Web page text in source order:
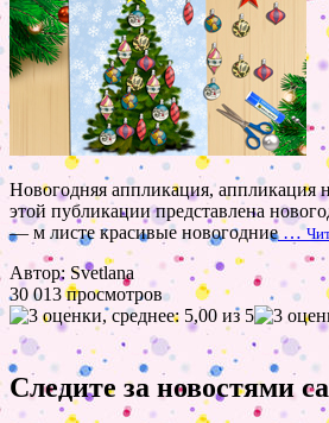
Новогодняя аппликация, аппликация
этой публикации представлена
— м листе красивые новогодние…
Автор: Svetlana
30 013 просмотров
Следите за новостями